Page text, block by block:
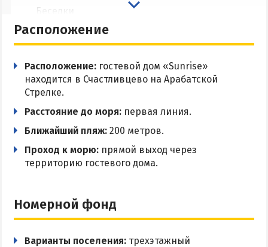
Аскания-Нова
Геническ
Генгорка
СТЕПАНОВКА ПЕРВАЯ
Веб-камеры в Степановке Первой онлайн
Цены в Степановке 2026
Беседки
Мангальная зона
Wi-Fi
Расположение
Расположение: гостевой дом «Sunrise»
находится в Счастливцево на Арабатской
Стрелке.
Расстояние до моря: первая линия.
Ближайший пляж: 200 метров.
Проход к морю: прямой выход через
территорию гостевого дома.
Номерной фонд
Варианты поселения: трехэтажный